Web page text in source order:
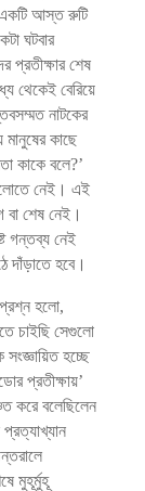
একটি আস্ত রুটি
ঘটবার
শেষ
থেকেই বেরিয়ে
নাটকের
মানুষের কাছে
কাকে বলে?’
নেই। এই
বা শেষ নেই।
গন্তব্য নেই
দাঁড়াতে হবে।
প্রশ্ন হলো,
চাইছি সেগুলো
হচ্ছে
প্রতীক্ষায়’
করে বলেছিলেন
মুহূর্মুহূ